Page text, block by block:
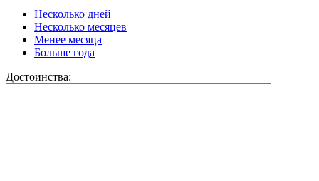
Несколько дней
Несколько месяцев
Менее месяца
Больше года
Достоинства: